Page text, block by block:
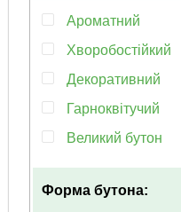
1-3м
50-100см
Ароматний
Хворобостійкий
Декоративний
Гарноквітучий
Великий бутон
Морозостійкий
Рясноквітучий
Форма бутона: